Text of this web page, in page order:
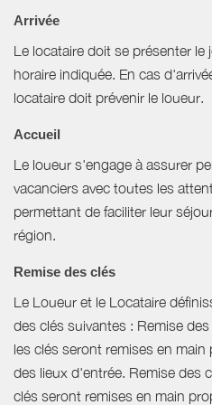
Arrivée
Le locataire doit se présenter le
horaire indiquée. En cas
locataire doit prévenir le loueur.
Accueil
Le loueur s'engage à assurer
vacanciers avec toutes les
permettant de faciliter leur
région.
Remise des clés
Le Loueur et le Locataire
des clés suivantes : Remise
les clés seront remises en
des lieux d'entrée. Remise des
clés seront remises en main